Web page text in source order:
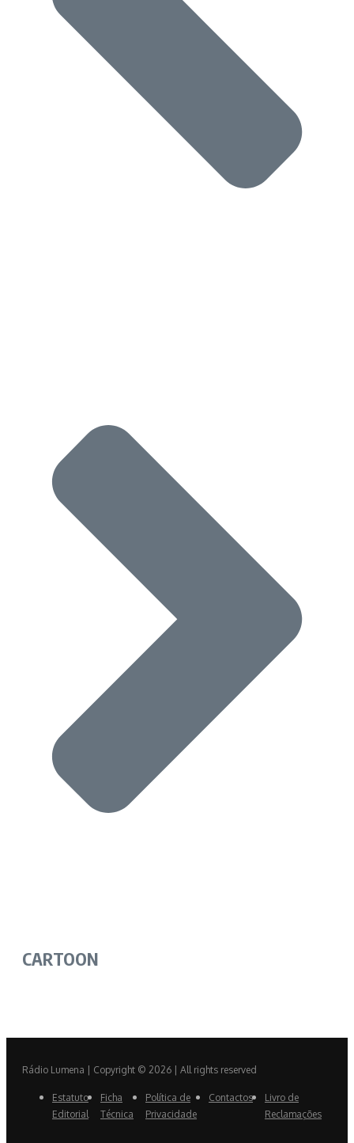
CARTOON
Rádio Lumena | Copyright © 2026 | All rights reserved
Estatuto
Editorial
Ficha
Técnica
Política de
Privacidade
Contactos
Livro de
Reclamações